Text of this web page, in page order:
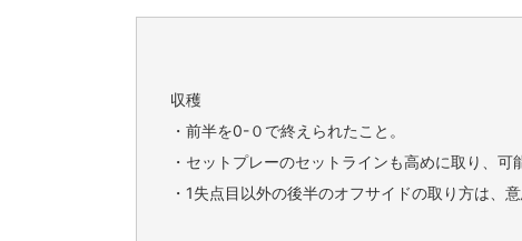
収穫
・前半を0-０で終えられたこと。
・セットプレーのセットラインも高めに取り、可
・1失点目以外の後半のオフサイドの取り方は、